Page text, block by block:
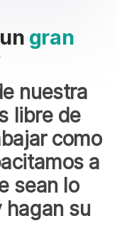
gran
nuestra
libre de
como
a
sean lo
hagan su